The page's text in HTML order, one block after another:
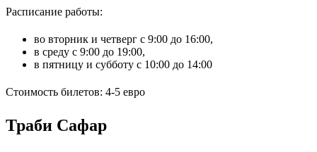
Расписание работы:
во вторник и четверг с 9:00 до 16:00,
в среду с 9:00 до 19:00,
в пятницу и субботу с 10:00 до 14:00
Стоимость билетов: 4-5 евро
Траби Сафар